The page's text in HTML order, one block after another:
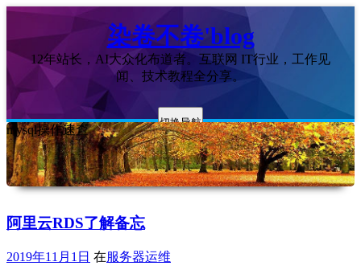
染卷不卷'blog
12年站长，AI大众化布道者。互联网 IT行业，工作见
闻、技术教程全分享。
切换导航
mysql操作速查
阿里云RDS了解备忘
2019年11月1日 在服务器运维